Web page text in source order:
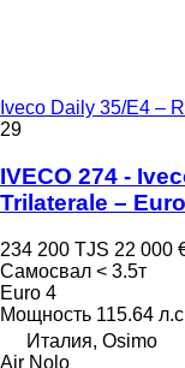
Iveco Daily 35/E4 –
29
IVECO 274 -
Trilaterale –
234 200 TJS 22 000
Самосвал < 3.5т
Euro 4
Мощность 115.64
Италия, Osimo
Air Nolo